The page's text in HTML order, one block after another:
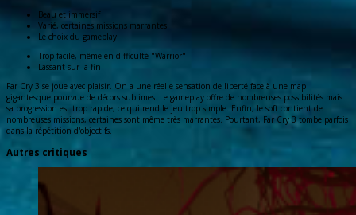
Beau et immersif
Varié, certaines missions marrantes
Le choix du gameplay
Trop facile, même en difficulté "Warrior"
Lassant sur la fin
Far Cry 3 se joue avec plaisir. On a une réelle sensation de liberté face à une map
gigantesque pourvue de décors sublimes. Le gameplay offre de nombreuses possibilités mais
sa progression est trop rapide, ce qui rend le jeu trop simple. Enfin, le soft contient de
nombreuses missions, certaines sont même très marrantes. Pourtant, Far Cry 3 tombe parfois
dans la répétition d'objectifs.
Autres critiques